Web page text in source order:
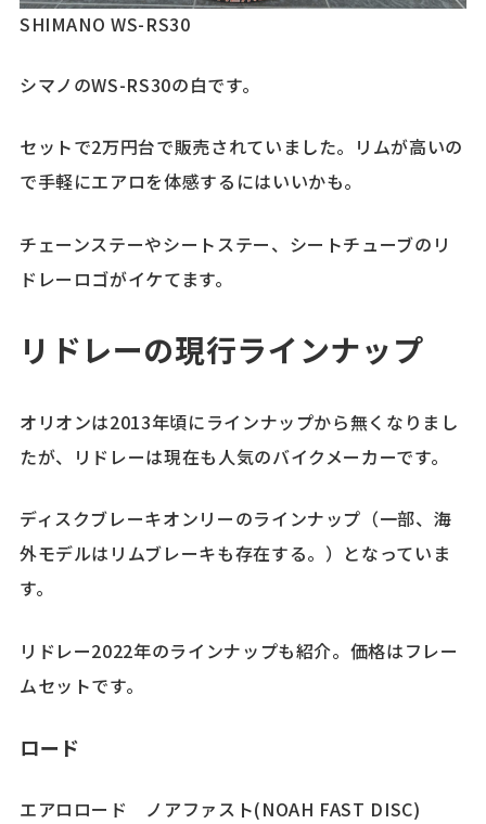
SHIMANO WS-RS30
シマノのWS-RS30の白です。
セットで2万円台で販売されていました。リムが高いの
で手軽にエアロを体感するにはいいかも。
チェーンステーやシートステー、シートチューブのリ
ドレーロゴがイケてます。
リドレーの現行ラインナップ
オリオンは2013年頃にラインナップから無くなりまし
たが、リドレーは現在も人気のバイクメーカーです。
ディスクブレーキオンリーのラインナップ（一部、海
外モデルはリムブレーキも存在する。）となっていま
す。
リドレー2022年のラインナップも紹介。価格はフレー
ムセットです。
ロード
エアロロード ノアファスト(NOAH FAST DISC)